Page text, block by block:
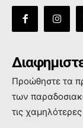
Προώθηστε τα
των
τις